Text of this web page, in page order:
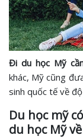
Đi du học Mỹ
khác, Mỹ cũng
sinh quốc tế về
Du học mỹ
du học Mỹ